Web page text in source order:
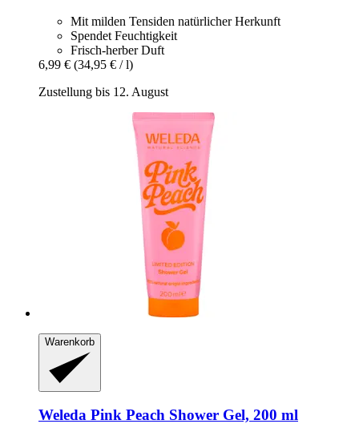
Mit milden Tensiden natürlicher Herkunft
Spendet Feuchtigkeit
Frisch-herber Duft
6,99 € (34,95 € / l)
Zustellung bis 12. August
Warenkorb
Weleda Pink Peach Shower Gel, 200 ml